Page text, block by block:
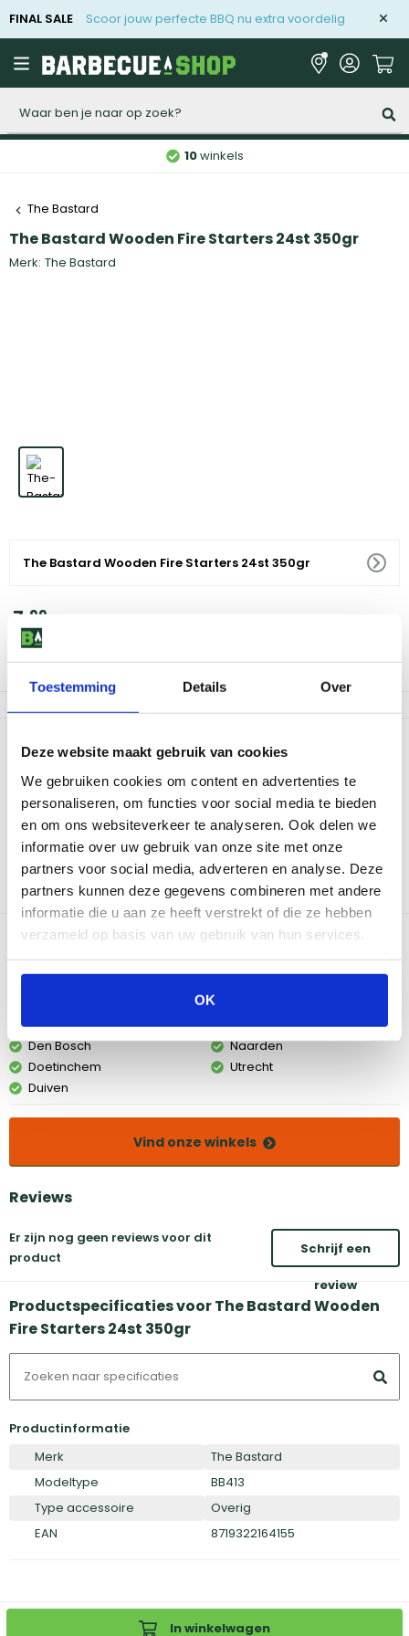
Toestemming Details Over
Deze website maakt gebruik van cookies
We gebruiken cookies om content en advertenties te
personaliseren, om functies voor social media te bieden
en om ons websiteverkeer te analyseren. Ook delen we
informatie over uw gebruik van onze site met onze
partners voor social media, adverteren en analyse. Deze
partners kunnen deze gegevens combineren met andere
informatie die u aan ze heeft verstrekt of die ze hebben
verzameld op basis van uw gebruik van hun services.
OK
FINAL SALE Scoor jouw perfecte BBQ nu extra voordelig
10winkels
In winkelwagen
The Bastard
The Bastard Wooden Fire Starters 24st 350gr
Merk: The Bastard
The Bastard Wooden Fire Starters 24st 350gr
7 99
Voor 18:00 besteld, morgen in huis
Productomschrijving
Met The Bastard Fire Starters is overal een vuurtje zo
aangemaakt.Deze milieuvriendelijke aanmaakblokjes zijn
gemaakt van hout en plantaardige was, waardoor ze niet alleen
effectief, maar ook duurzaam zijn. Ze branden langer dan
traditionele aanmaakblokjes, zodat je meer tijd hebt om je op je
grillkunsten te concentreren. Slechts één starter is genoeg voor
een goed brandend vuurtje in 20 minuten tijd. Inhoud verpakking
350 gram 24 pieces.
Bekijk dit product in onze winkels
Breda
Den Bosch
Doetinchem
Duiven
Groningen
Naarden
Utrecht
Vind onze winkels
Reviews
Er zijn nog geen reviews voor dit
product
Schrijf een
review
Productspecificaties voor The Bastard Wooden
Fire Starters 24st 350gr
Productinformatie
Merk
The Bastard
Modeltype
BB413
Type accessoire
Overig
EAN
8719322164155